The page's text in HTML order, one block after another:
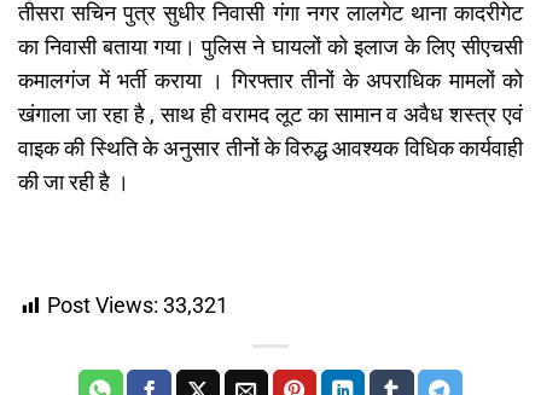
तीसरा सचिन पुत्र सुधीर निवासी गंगा नगर लालगेट थाना कादरीगेट
का निवासी बताया गया। पुलिस ने घायलों को इलाज के लिए सीएचसी
कमालगंज में भर्ती कराया । गिरफ्तार तीनों के अपराधिक मामलों को
खंगाला जा रहा है , साथ ही वरामद लूट का सामान व अवैध शस्त्र एवं
वाइक की स्थिति के अनुसार तीनों के विरुद्ध आवश्यक विधिक कार्यवाही
की जा रही है ।
Post Views: 33,321